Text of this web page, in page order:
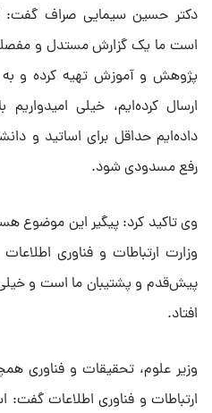
دکتر حسین سیمایی صراف گفت:
است ما یک گزارش مستدل و
پژوهش و آموزش تهیه کرده و به
ارسال کرده‌ایم، خیلی
داده‌ایم حداقل برای اساتید و
رفع مسدودی شود.
وی تاکید کرد: پیگیر این موضوع
وزارت ارتباطات و فناوری
پیش‌قدم و پشتیبان ما است و خیلی
افتاد.
وزیر علوم، تحقیقات و فناوری
ارتباطات و فناوری اطلاعات گفت: